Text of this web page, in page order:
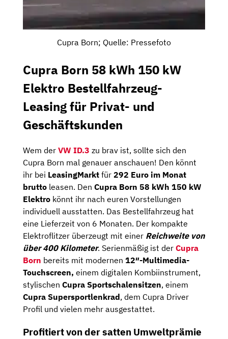
Cupra Born; Quelle: Pressefoto
Cupra Born 58 kWh 150 kW
Elektro Bestellfahrzeug-
Leasing für Privat- und
Geschäftskunden
Wem der VW ID.3 zu brav ist, sollte sich den
Cupra Born mal genauer anschauen! Den könnt
ihr bei LeasingMarkt für 292 Euro im Monat
brutto leasen. Den Cupra Born 58 kWh 150 kW
Elektro könnt ihr nach euren Vorstellungen
individuell ausstatten. Das Bestellfahrzeug hat
eine Lieferzeit von 6 Monaten. Der kompakte
Elektroflitzer überzeugt mit einer Reichweite von
über 400 Kilometer. Serienmäßig ist der Cupra
Born bereits mit modernen 12″-Multimedia-
Touchscreen, einem digitalen Kombiinstrument,
stylischen Cupra Sportschalensitzen, einem
Cupra Supersportlenkrad, dem Cupra Driver
Profil und vielen mehr ausgestattet.
Profitiert von der satten Umweltprämie